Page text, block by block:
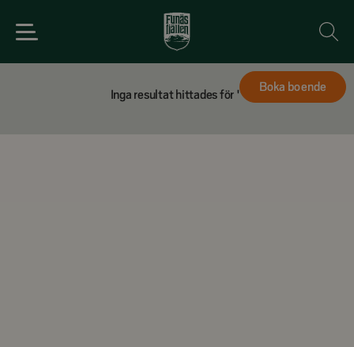
Boka boende
Inga resultat hittades för ''